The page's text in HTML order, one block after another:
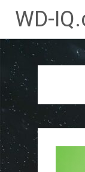
Lompat
konten
WD-